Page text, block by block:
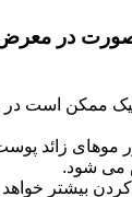
صورت در
ممکن است
موهای زائد
می شود.
بیشتر